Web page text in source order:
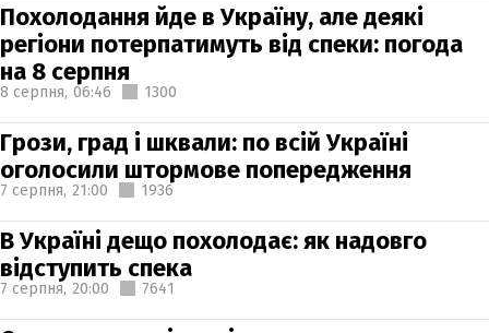
Похолодання йде в Україну, але деякі
регіони потерпатимуть від спеки: погода
на 8 серпня
8 серпня, 06:46 1300
Грози, град і шквали: по всій Україні
оголосили штормове попередження
7 серпня, 21:00 1936
В Україні дещо похолодає: як надовго
відступить спека
7 серпня, 20:00 7641